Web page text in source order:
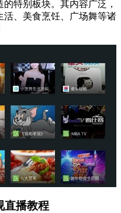
特别板块。其内容广泛，
、美食烹饪、广场舞等诸
直播教程